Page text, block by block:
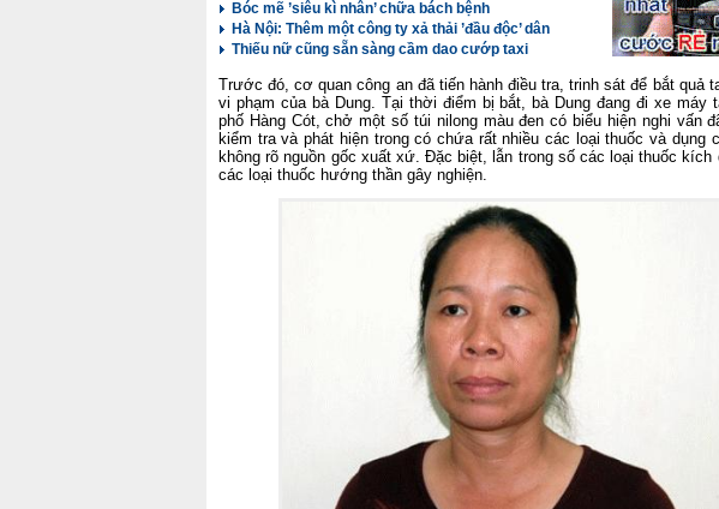
Bóc mẽ ’siêu kì nhân’ chữa bách bệnh
Hà Nội: Thêm một công ty xả thải ’đầu độc’ dân
Thiếu nữ cũng sẵn sàng cầm dao cướp taxi
Trước đó, cơ quan công an đã tiến hành điều tra, trinh sát để bắt quả
vi phạm của bà Dung. Tại thời điểm bị bắt, bà Dung đang đi xe máy
phố Hàng Cót, chở một số túi nilong màu đen có biểu hiện nghi vấn
kiểm tra và phát hiện trong có chứa rất nhiều các loại thuốc và dụng
không rõ nguồn gốc xuất xứ. Đặc biệt, lẫn trong số các loại thuốc kích
các loại thuốc hướng thần gây nghiện.